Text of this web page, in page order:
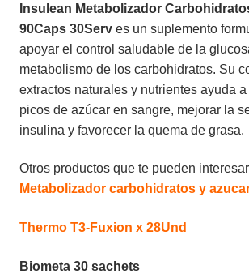
Insulean Metabolizador
90Caps 30Serv es un suplemento
apoyar el control saludable de la
metabolismo de los carbohidratos. Su
extractos naturales y nutrientes ayuda
picos de azúcar en sangre, mejorar la
insulina y favorecer la quema de grasa.
Otros productos que te pueden
Metabolizador carbohidratos y
Thermo T3-Fuxion x 28Und
Biometa 30 sachets